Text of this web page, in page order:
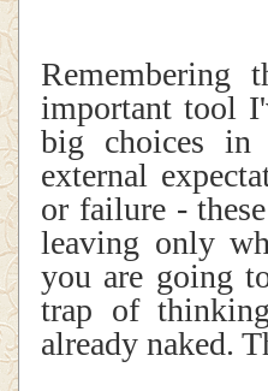
important tool
big choices
external
or failure -
leaving only
you are going
trap of
already naked.